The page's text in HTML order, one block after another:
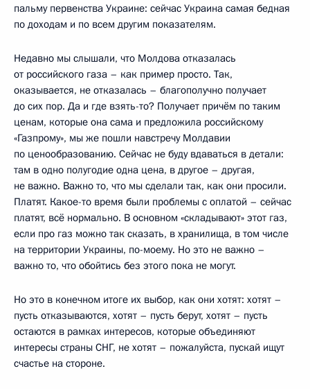
пальму первенства Украине: сейчас Украина самая бедная
по доходам и по всем другим показателям.
Недавно мы слышали, что Молдова отказалась
от российского газа – как пример просто. Так,
оказывается, не отказалась – благополучно получает
до сих пор. Да и где взять-то? Получает причём по таким
ценам, которые она сама и предложила российскому
«Газпрому», мы же пошли навстречу Молдавии
по ценообразованию. Сейчас не буду вдаваться в детали:
там в одно полугодие одна цена, в другое – другая,
не важно. Важно то, что мы сделали так, как они просили.
Платят. Какое-то время были проблемы с оплатой – сейчас
платят, всё нормально. В основном «складывают» этот газ,
если про газ можно так сказать, в хранилища, в том числе
на территории Украины, по-моему. Но это не важно –
важно то, что обойтись без этого пока не могут.
Но это в конечном итоге их выбор, как они хотят: хотят –
пусть отказываются, хотят – пусть берут, хотят – пусть
остаются в рамках интересов, которые объединяют
интересы страны СНГ, не хотят – пожалуйста, пускай ищут
счастье на стороне.